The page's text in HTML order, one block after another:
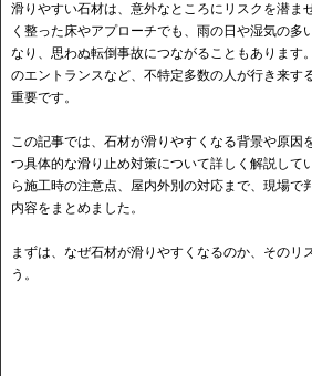
滑りやすい石材は、意外なところにリスクを潜ま
く整った床やアプローチでも、雨の日や湿気の多
なり、思わぬ転倒事故につながることもあります
のエントランスなど、不特定多数の人が行き来す
重要です。
この記事では、石材が滑りやすくなる背景や原因
つ具体的な滑り止め対策について詳しく解説して
ら施工時の注意点、屋内外別の対応まで、現場で
内容をまとめました。
まずは、なぜ石材が滑りやすくなるのか、そのリ
う。